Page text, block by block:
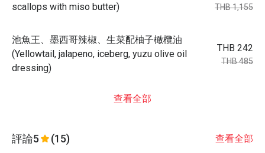
scallops with miso butter)
THB 1,155
池魚王、墨西哥辣椒、生菜配柚子橄欖油
(Yellowtail, jalapeno, iceberg, yuzu olive oil
dressing)
THB 242
THB 485
查看全部
評論5 (15) 查看全部